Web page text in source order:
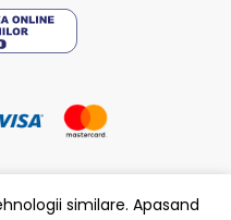
similare. Apasand